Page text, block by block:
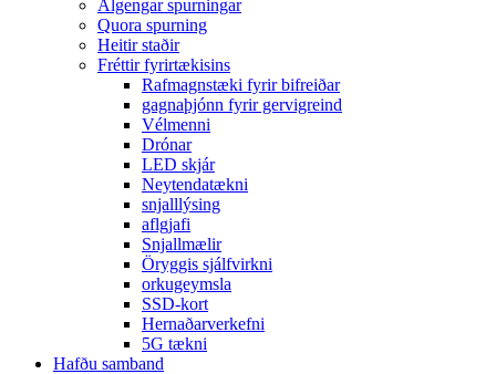
Algengar spurningar
Quora spurning
Heitir staðir
Fréttir fyrirtækisins
Rafmagnstæki fyrir bifreiðar
gagnaþjónn fyrir gervigreind
Vélmenni
Drónar
LED skjár
Neytendatækni
snjalllýsing
aflgjafi
Snjallmælir
Öryggis sjálfvirkni
orkugeymsla
SSD-kort
Hernaðarverkefni
5G tækni
Hafðu samband